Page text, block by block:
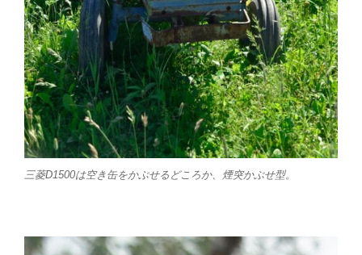
三菱D1500は空き缶をかぶせるどころか、煙突かぶせ型。